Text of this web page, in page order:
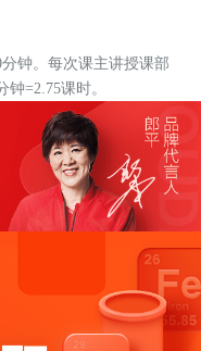
钟。每次课主讲授课部
钟=2.75课时。